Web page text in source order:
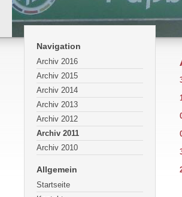
Navigation
Archiv 2016
Archiv 2015
Archiv 2014
Archiv 2013
Archiv 2012
Archiv 2011
Archiv 2010
Allgemein
Startseite